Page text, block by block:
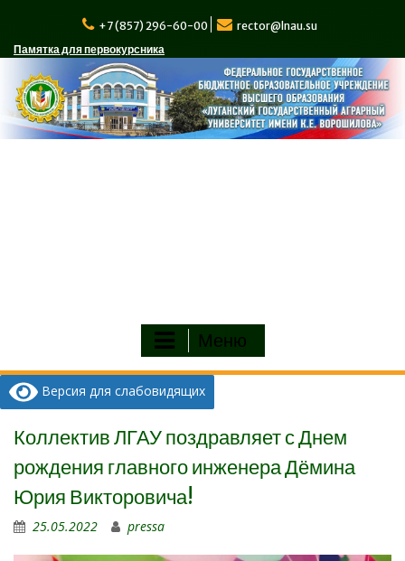
содержимому
+7 (857) 296-60-00
rector@lnau.su
Памятка для первокурсника
Меню
Версия для слабовидящих
Коллектив ЛГАУ поздравляет с Днем
рождения главного инженера Дёмина
Юрия Викторовича!
25.05.2022 pressa